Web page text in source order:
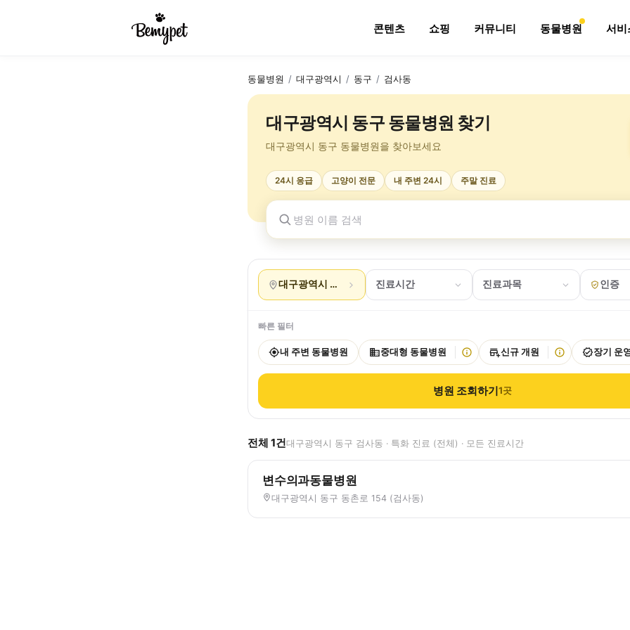
콘텐츠 쇼핑 커뮤니티 동물병원 서비
동물병원 / 대구광역시 / 동구 / 검사동
대구광역시 동구 동물병원 찾기
대구광역시 동구 동물병원을 찾아보세요
24시 응급 고양이 전문 내 주변 24시 주말 진료
대구광역시 동구 검사동진료시간 진료과목 인증
빠른 필터
내 주변 동물병원 중대형 동물병원 신규 개원 장기 운
병원 조회하기1곳
전체 1건대구광역시 동구 검사동 · 특화 진료 (전체) · 모든 진료시간
변수의과동물병원
대구광역시 동구 동촌로 154 (검사동)